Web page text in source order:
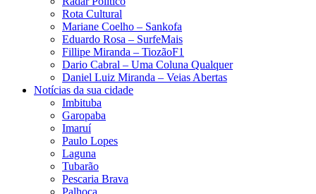
Rota Cultural
Mariane Coelho – Sankofa
Eduardo Rosa​ – SurfeMais
Fillipe Miranda – TiozãoF1
Dario Cabral – Uma Coluna Qualquer
Daniel Luiz Miranda – Veias Abertas
Notícias da sua cidade
Imbituba
Garopaba
Imaruí
Paulo Lopes
Laguna
Tubarão
Pescaria Brava
Palhoça